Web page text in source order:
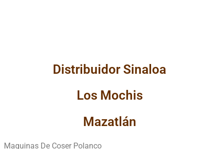
Distribuidor Sinaloa
Los Mochis
Mazatlán
Maquinas De Coser Polanco